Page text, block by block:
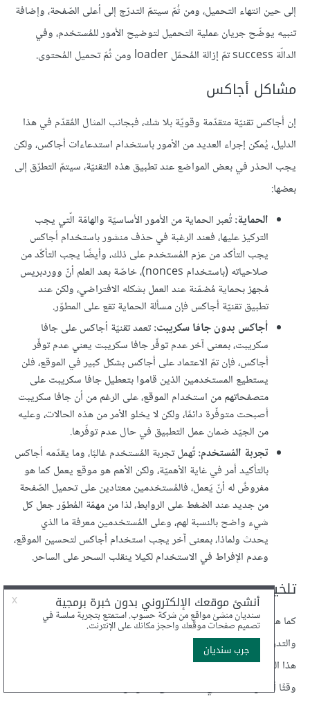
إلى حين انتهاء التحميل، ومن ثُمّ سيتمّ التدرّج إلى أعلى الصّفحة، وإضافة
تنبيه يوضّح جريان عملية التحميل لتوضيح الأمور للمُستخدم، وفي
الدالّة success تمّ إزالة المُحمّل loader ومن ثُمّ تحميل المُحتوى.
مشاكل أجاكس
إن أجاكس تقنيّة متقدّمة وقويّة بلا شك، فبجانب المثال المٌقدّم في هذا
الدليل، يُمكن إجراء العديد من الأمور باستخدام استدعاءات أجاكس، ولكن
يجب الحذر في بعض المواضع عند تطبيق هذه التقنيّة، سيتمّ التطرّق إلى
بعضها:
الحماية:تُعبر الحماية من الأمور الأساسيّة والهامّة الّتي يجب
التركيز عليها، فعند الرغبة في حذف منشور باستخدام أجاكس
يجب التأكد من عزم المُستخدم على ذلك، وأيضًا يجب التأكّد من
صلاحياته (باستخدام nonces)، خاصّة بعد العلم أنّ ووردبريس
مُجهز بحماية مُضمّنة عند العمل بشكله الافتراضي، ولكن عند
تطبيق تقنيّة أجاكس فإن مسألة الحماية تقع على المطوّر.
أجاكس بدون جافا سكريبت:تعمد تقنيّة أجاكس على جافا
سكريبت، بمعنى آخر عدم توفّر جافا سكريبت يعني عدم توفّر
أجاكس، فإن تمّ الاعتماد على أجاكس بشكل كبير في الموقع، فلن
يستطيع المستخدمين الذين قاموا بتعطيل جافا سكريبت على
متصفحاتهم من استخدام الموقع، على الرغم من أن جافا سكريبت
أصبحت متوفّرة دائمًا، ولكن لا يخلو الأمر من هذه الحالات، وعليه
من الجيّد ضمان عمل التطبيق في حال عدم توفّرها.
تجربة المُستخدم:تُهمل تجربة المُستخدم غالبًا، وما يقدّمه أجاكس
بالتأكيد أمر في غاية الأهميّة، ولكن الأهم هو موقع يعمل كما هو
مفروضٌ له أنّ يَعمل، فالمُستخدمين معتادين على تحميل الصّفحة
من جديد عند الضغط على الروابط، لذا من مهمّة المُطوّر جعل كل
شيء واضح بالنسبة لهم، وعلى المُستخدمين معرفة ما الذي
يحدث ولماذا، بمعنى آخر يجب استخدام أجاكس لتحسين الموقع،
وعدم الإفراط في الاستخدام لكيلا ينقلب السحر على الساحر.
تلخيص
كما هو مُلاحظ إن تطبيق تقنيّة أجاكس يتطلّب القليل من التحضير
والتدريب، ولكن مع التكرار ستصبح الأمور سهلة وميسرة، وربّما قراءة
هذا الدرس قد استغرقت بعض الوقت، وسيستغرق تطبيق المثال أيضًا
وقتًا أطول وخاصّة في المرّة الأولى، ولكن مع المُمارسة ستغدو الأمور